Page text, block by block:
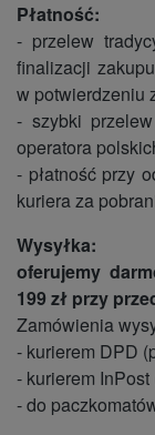
Płatność:
- przelew
finalizacji
w potwierdzeniu
- szybki
operatora
- płatność przy
kuriera za
Wysyłka:
oferujemy
199 zł przy
Zamówienia
- kurierem DPD
- kurierem
- do